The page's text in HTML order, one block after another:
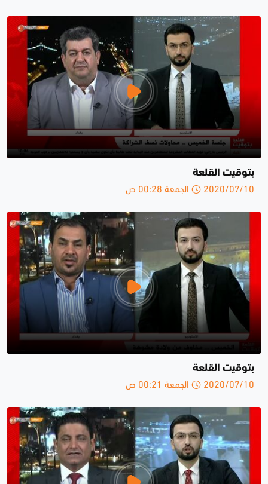
بتوقيت القلعة
2020/07/10 الجمعة 00:28 ص
بتوقيت القلعة
2020/07/10 الجمعة 00:21 ص